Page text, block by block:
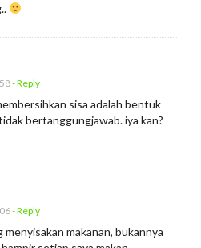
- Reply
sisa adalah bentuk
bertanggungjawab. iya kan?
- Reply
menyisakan makanan, bukannya